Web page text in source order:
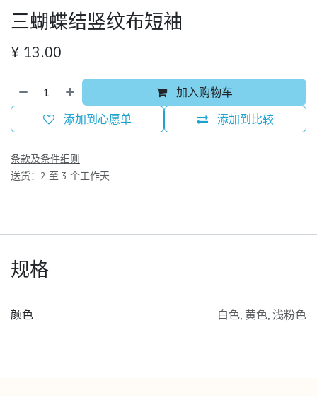
三蝴蝶结竖纹布短袖
¥ 13.00
加入购物车
添加到比较
添加到心愿单
条款及条件细则
送货：2 至 3 个工作天
规格
颜色 白色 黄色 浅粉色